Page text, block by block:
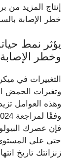
خطر الإصابة
يؤثر نمط
وخطر
التغييرات في
وتغيرات الحمض
وهذه العوامل
فإن عصرك
حتى على
زنزانتك تاريخ